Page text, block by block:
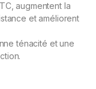
augmentent la
et améliorent
ténacité et une